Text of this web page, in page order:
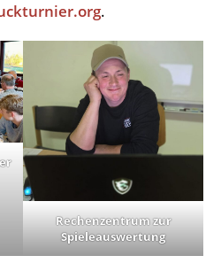
.
Rechenzentrum zur
Spieleauswertung